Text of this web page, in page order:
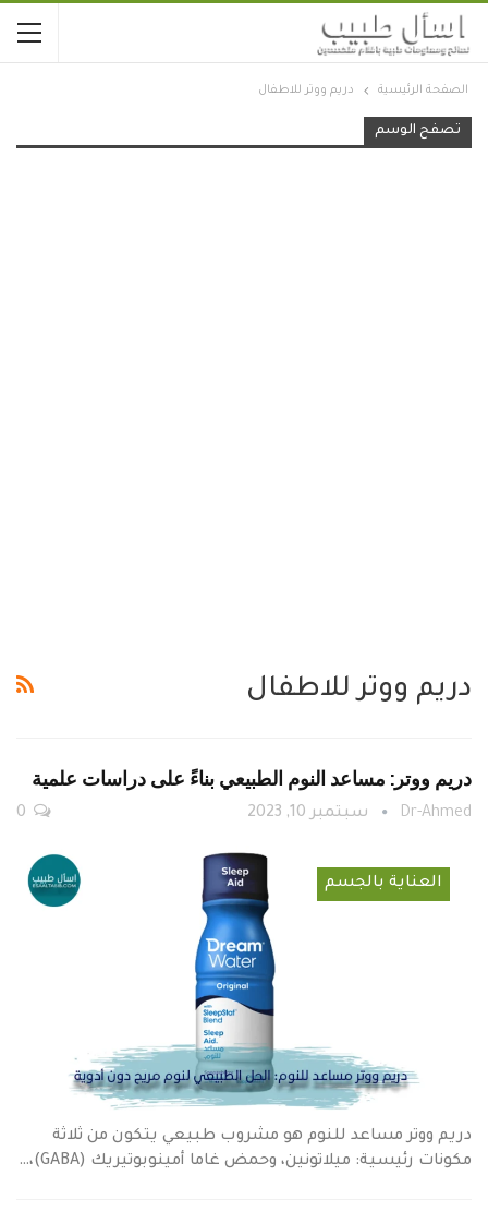
الصفحة الرئيسية دريم ووتر للاطفال
تصفح الوسم
دريم ووتر للاطفال
دريم ووتر: مساعد النوم الطبيعي بناءً على دراسات علمية
Dr-Ahmed سبتمبر 10, 2023
العناية بالجسم
دريم ووتر مساعد للنوم هو مشروب طبيعي يتكون من ثلاثة
مكونات رئيسية: ميلاتونين، وحمض غاما أمينوبوتيريك (GABA)،…